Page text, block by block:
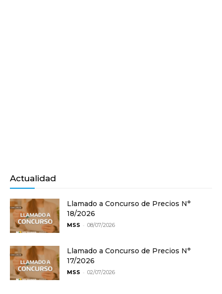
Actualidad
Llamado a Concurso de Precios N°
18/2026
MSS - 08/07/2026
Llamado a Concurso de Precios N°
17/2026
MSS - 02/07/2026